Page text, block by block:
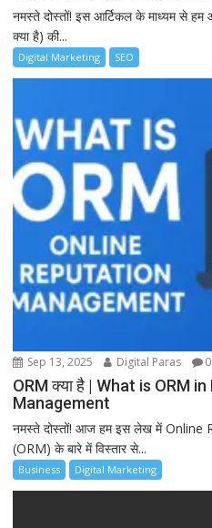
नमस्ते दोस्तों! इस आर्टिकल के माध्यम से
क्या है) की...
Digital Marketing SEO
Sep 13, 2025 Digital Paras 0
ORM क्या है | What is ORM
Management
नमस्ते दोस्तों! आज हम इस लेख में
(ORM) के बारे में विस्तार से...
Business Digital Marketing